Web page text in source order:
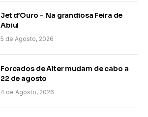
Jet d’Ouro – Na grandiosa Feira de
Abiul
5 de Agosto, 2026
Forcados de Alter mudam de cabo a
22 de agosto
4 de Agosto, 2026